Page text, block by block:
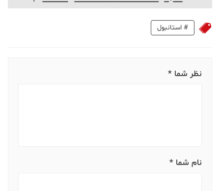
# استانبول
نظر شما *
نام شما *